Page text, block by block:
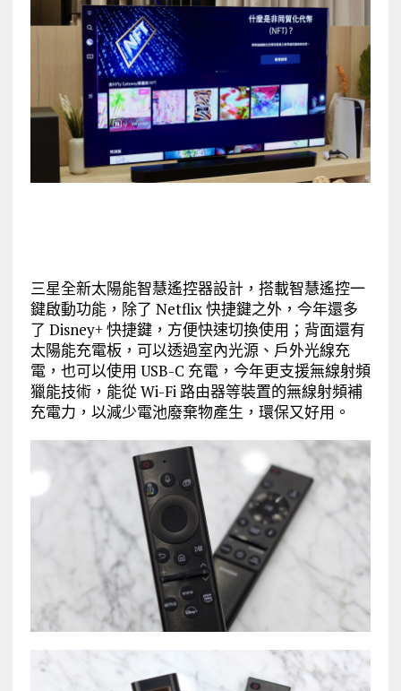
三星全新太陽能智慧遙控器設計，搭載智慧遙控一
鍵啟動功能，除了 Netflix 快捷鍵之外，今年還多
了 Disney+ 快捷鍵，方便快速切換使用；背面還有
太陽能充電板，可以透過室內光源、戶外光線充
電，也可以使用 USB-C 充電，今年更支援無線射頻
獵能技術，能從 Wi-Fi 路由器等裝置的無線射頻補
充電力，以減少電池廢棄物產生，環保又好用。